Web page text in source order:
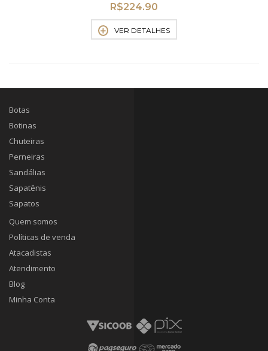
R$224.90
VER DETALHES
Botas
Botinas
Chuteiras
Perneiras
Sandálias
Sapatênis
Sapatos
Quem somos
Políticas de venda
Atacadistas
Atendimento
Blog
Minha Conta